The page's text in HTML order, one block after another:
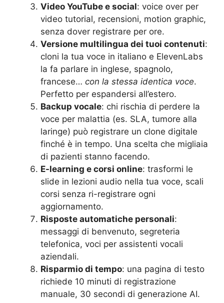
Video YouTube e social: voice over per
video tutorial, recensioni, motion graphic,
senza dover registrare per ore.
Versione multilingua dei tuoi contenuti:
cloni la tua voce in italiano e ElevenLabs
la fa parlare in inglese, spagnolo,
francese… con la stessa identica voce.
Perfetto per espandersi all’estero.
Backup vocale: chi rischia di perdere la
voce per malattia (es. SLA, tumore alla
laringe) può registrare un clone digitale
finché è in tempo. Una scelta che migliaia
di pazienti stanno facendo.
E-learning e corsi online: trasformi le
slide in lezioni audio nella tua voce, scali
corsi senza ri-registrare ogni
aggiornamento.
Risposte automatiche personali:
messaggi di benvenuto, segreteria
telefonica, voci per assistenti vocali
aziendali.
Risparmio di tempo: una pagina di testo
richiede 10 minuti di registrazione
manuale, 30 secondi di generazione AI.